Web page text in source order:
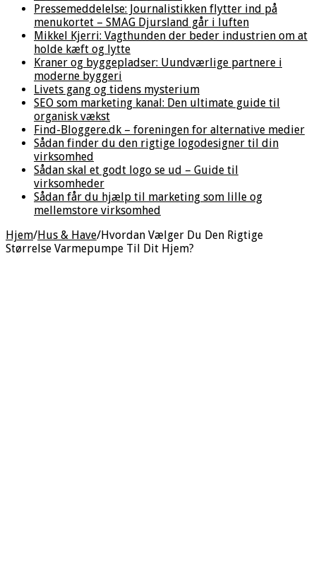
Pressemeddelelse: Journalistikken flytter ind på
menukortet – SMAG Djursland går i luften
Mikkel Kjerri: Vagthunden der beder industrien om at
holde kæft og lytte
Kraner og byggepladser: Uundværlige partnere i
moderne byggeri
Livets gang og tidens mysterium
SEO som marketing kanal: Den ultimate guide til
organisk vækst
Find-Bloggere.dk – foreningen for alternative medier
Sådan finder du den rigtige logodesigner til din
virksomhed
Sådan skal et godt logo se ud – Guide til
virksomheder
Sådan får du hjælp til marketing som lille og
mellemstore virksomhed
Hjem/Hus & Have/Hvordan Vælger Du Den Rigtige
Størrelse Varmepumpe Til Dit Hjem?